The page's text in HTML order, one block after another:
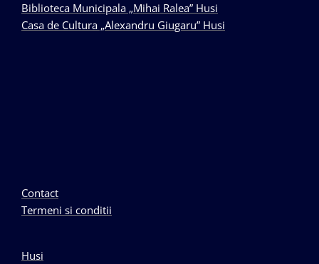
Biblioteca Municipala „Mihai Ralea” Husi
Casa de Cultura „Alexandru Giugaru” Husi
Contact
Termeni si conditii
Husi